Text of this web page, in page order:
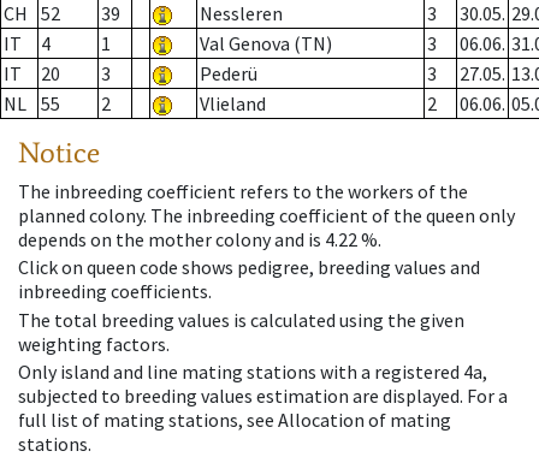
CH
52 39 Nessleren 3 30.05.
IT
4 1 Val Genova (TN) 3 06.06.
IT
20 3 Pederü 3 27.05.
NL 55 2 Vlieland 2 06.06.
Notice
The inbreeding coefficient refers to the workers of the
planned colony. The inbreeding coefficient of the queen only
depends on the mother colony and is 4.22 %.
Click on queen code shows pedigree, breeding values and
inbreeding coefficients.
The total breeding values is calculated using the given
weighting factors.
Only island and line mating stations with a registered 4a,
subjected to breeding values estimation are displayed. For a
full list of mating stations, see Allocation of mating
stations.